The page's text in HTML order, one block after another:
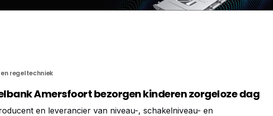
regeltechniek
Amersfoort bezorgen kinderen zorgeloze dag
en leverancier van niveau-, schakelniveau- en